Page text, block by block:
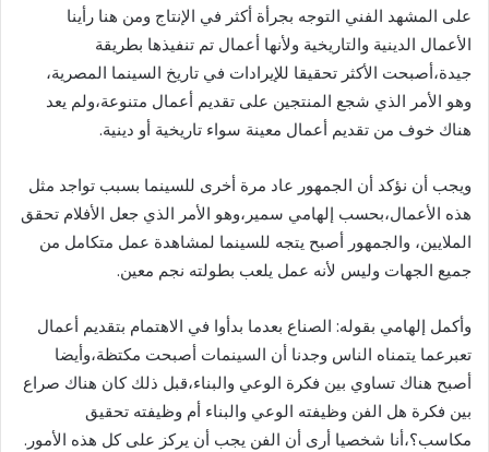
على المشهد الفني التوجه بجرأة أكثر في الإنتاج ومن هنا رأينا
الأعمال الدينية والتاريخية ولأنها أعمال تم تنفيذها بطريقة
جيدة،أصبحت الأكثر تحقيقا للإيرادات في تاريخ السينما المصرية،
وهو الأمر الذي شجع المنتجين على تقديم أعمال متنوعة،ولم يعد
هناك خوف من تقديم أعمال معينة سواء تاريخية أو دينية.
ويجب أن نؤكد أن الجمهور عاد مرة أخرى للسينما بسبب تواجد مثل
هذه الأعمال،بحسب إلهامي سمير،وهو الأمر الذي جعل الأفلام تحقق
الملايين، والجمهور أصبح يتجه للسينما لمشاهدة عمل متكامل من
جميع الجهات وليس لأنه عمل يلعب بطولته نجم معين.
وأكمل إلهامي بقوله: الصناع بعدما بدأوا في الاهتمام بتقديم أعمال
تعبرعما يتمناه الناس وجدنا أن السينمات أصبحت مكتظة،وأيضا
أصبح هناك تساوي بين فكرة الوعي والبناء،قبل ذلك كان هناك صراع
بين فكرة هل الفن وظيفته الوعي والبناء أم وظيفته تحقيق
مكاسب؟،أنا شخصيا أرى أن الفن يجب أن يركز على كل هذه الأمور.